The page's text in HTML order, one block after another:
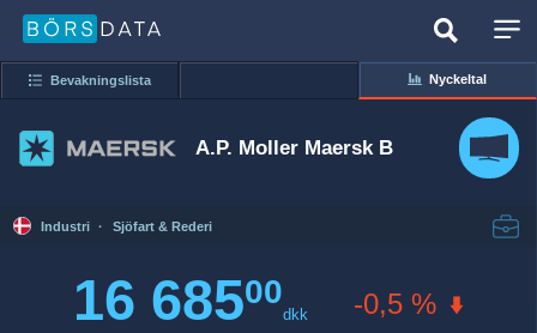
Bevakningslista Nyckeltal
A.P. Moller Maersk B
Industri · Sjöfart & Rederi
16 68500
dkk -0,5 %